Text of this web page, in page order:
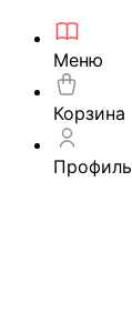
Меню
Корзина
Профиль